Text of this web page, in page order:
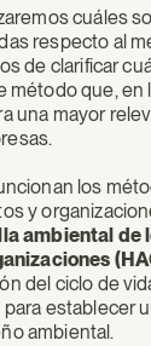
cuáles
respecto al
de clarificar
método que, en
una mayor
los
y
ambiental de
del ciclo de
establecer
ambiental.